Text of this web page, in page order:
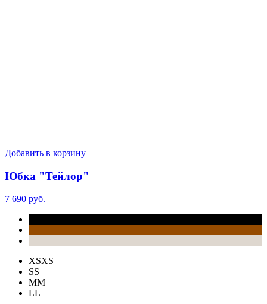
Добавить в корзину
Юбка "Тейлор"
7 690 руб.
XSXS
SS
MM
LL